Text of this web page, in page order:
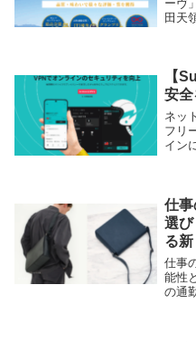
ーヴ
田天
め、
【
安
ネッ
フリ
イン
仕
選
る
仕事
能性
の通